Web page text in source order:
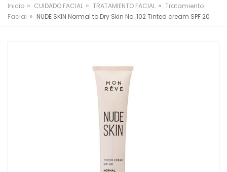
Inicio » CUIDADO FACIAL » TRATAMIENTO FACIAL » Tratamiento
Facial » NUDE SKIN Normal to Dry Skin No. 102 Tinted cream SPF 20